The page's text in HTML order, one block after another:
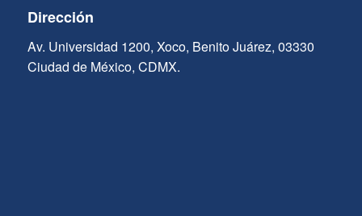
Dirección
Av. Universidad 1200, Xoco, Benito Juárez, 03330
Ciudad de México, CDMX.